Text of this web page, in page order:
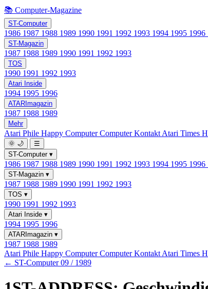
📚 Computer-Magazine
ST-Computer
1986 1987 1988 1989 1990 1991 1992 1993 1994 1995 1996
ST-Magazin
1987 1988 1989 1990 1991 1992 1993
TOS
1990 1991 1992 1993
Atari Inside
1994 1995 1996
ATARImagazin
1987 1988 1989
Mehr
Atari Phile Happy ComputerComputer Kontakt Atari Times
🌞 🌙
☰
ST-Computer ▾
1986 1987 1988 1989 1990 1991 1992 1993 1994 1995 1996
ST-Magazin ▾
1987 1988 1989 1990 1991 1992 1993
TOS ▾
1990 1991 1992 1993
Atari Inside ▾
1994 1995 1996
ATARImagazin ▾
1987 1988 1989
Atari Phile Happy ComputerComputer Kontakt Atari Times
← ST-Computer 09 / 1989